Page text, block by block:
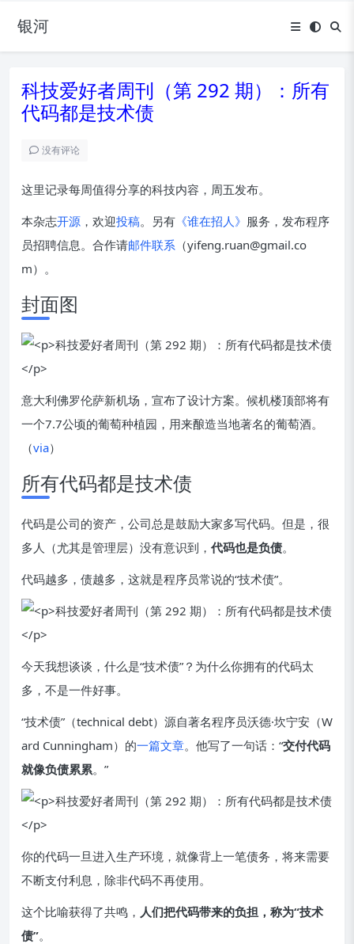
银河
科技爱好者周刊（第 292 期）：所有
代码都是技术债
没有评论
这里记录每周值得分享的科技内容，周五发布。
本杂志开源 ，欢迎投稿。另有 《谁在招人》 服务，发布程序
员招聘信息。合作请邮件联系 （yifeng.ruan@gmail.co
m）。
封面图
意大利佛罗伦萨新机场，宣布了设计方案。候机楼顶部将有
一个7.7公顷的葡萄种植园，用来酿造当地著名的葡萄酒。
（via）
所有代码都是技术债
代码是公司的资产，公司总是鼓励大家多写代码。但是，很
多人（尤其是管理层）没有意识到， 代码也是负债。
代码越多，债越多，这就是程序员常说的“技术债”。
今天我想谈谈，什么是“技术债”？为什么你拥有的代码太
多，不是一件好事。
“技术债”（technical debt）源自著名程序员沃德·坎宁安（W
ard Cunningham）的一篇文章。他写了一句话：“交付代码
就像负债累累。”
你的代码一旦进入生产环境，就像背上一笔债务，将来需要
不断支付利息，除非代码不再使用。
这个比喻获得了共鸣， 人们把代码带来的负担，称为“技术
债”。